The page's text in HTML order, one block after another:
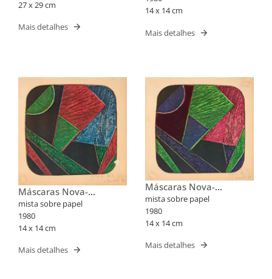
27 x 29 cm
Mais detalhes
14 x 14 cm
Mais detalhes
Máscaras Nova-
Iorquinas II
mista sobre papel
1980
14 x 14 cm
Mais detalhes
Máscaras Nova-
Iorquinas II
mista sobre papel
1980
14 x 14 cm
Mais detalhes